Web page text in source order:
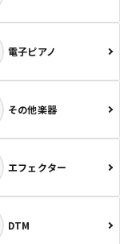
電子ピアノ
その他楽器
エフェクター
DTM